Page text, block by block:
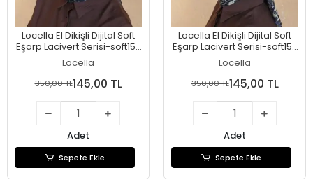
Locella El Dikişli Dijital Soft
Eşarp Lacivert Serisi-soft15-
03
Locella
350,00 TL145,00 TL
Adet
Sepete Ekle
Locella El Dikişli Dijital Soft
Eşarp Lacivert Serisi-soft15-
02
Locella
350,00 TL145,00 TL
Adet
Sepete Ekle